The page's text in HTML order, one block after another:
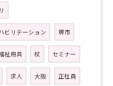
ビリテーション 堺市
祉用具 杖 セミナー
求人 大阪 正社員